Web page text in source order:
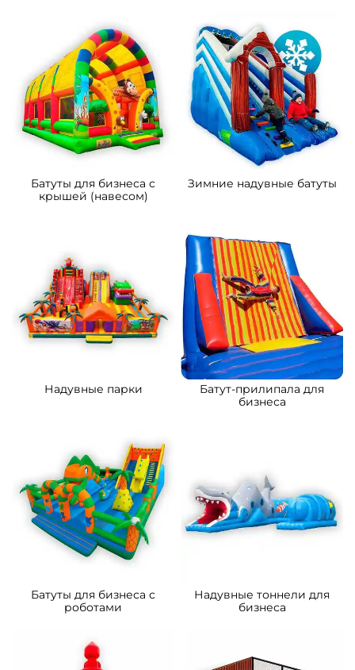
Батуты для бизнеса с
крышей (навесом)
Зимние надувные батуты
Надувные парки
Батут-прилипала для
бизнеса
Батуты для бизнеса с
роботами
Надувные тоннели для
бизнеса